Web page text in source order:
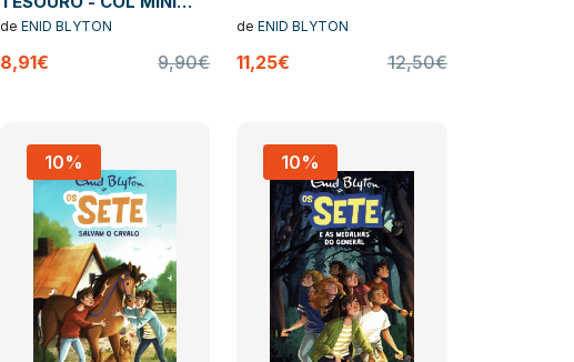
CINCO Nº 19
de ENID BLYTON
8,91€ 9,90€
deENID BLYTON
11,25€ 12,50€
10% 10%